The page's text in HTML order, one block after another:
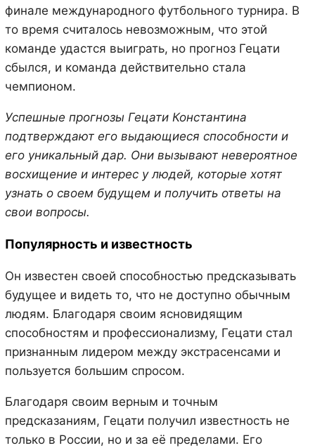
финале международного футбольного турнира. В
то время считалось невозможным, что этой
команде удастся выиграть, но прогноз Гецати
сбылся, и команда действительно стала
чемпионом.
Успешные прогнозы Гецати Константина
подтверждают его выдающиеся способности и
его уникальный дар. Они вызывают невероятное
восхищение и интерес у людей, которые хотят
узнать о своем будущем и получить ответы на
свои вопросы.
Популярность и известность
Он известен своей способностью предсказывать
будущее и видеть то, что не доступно обычным
людям. Благодаря своим ясновидящим
способностям и профессионализму, Гецати стал
признанным лидером между экстрасенсами и
пользуется большим спросом.
Благодаря своим верным и точным
предсказаниям, Гецати получил известность не
только в России, но и за её пределами. Его